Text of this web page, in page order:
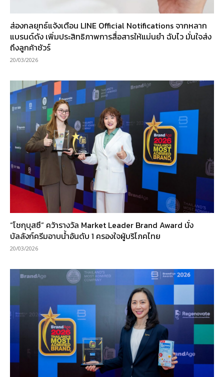
ส่องกลยุทธ์แจ้งเตือน LINE Official Notifications จากหลาก
แบรนด์ดัง เพิ่มประสิทธิภาพการสื่อสารให้แม่นยำ ฉับไว มั่นใจส่ง
ถึงลูกค้าชัวร์
20/03/2026
“โชกุบุสซึ” คว้ารางวัล Market Leader Brand Award นั่ง
บัลลังก์ครีมอาบน้ำอันดับ 1 ครองใจผู้บริโภคไทย
20/03/2026